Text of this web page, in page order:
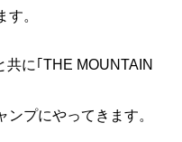
。
共に｢THE MOUNTAIN
ンプにやってきます。